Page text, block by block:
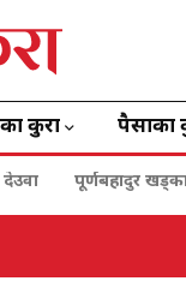
कुरा पैसाका
पूर्णबहादुर